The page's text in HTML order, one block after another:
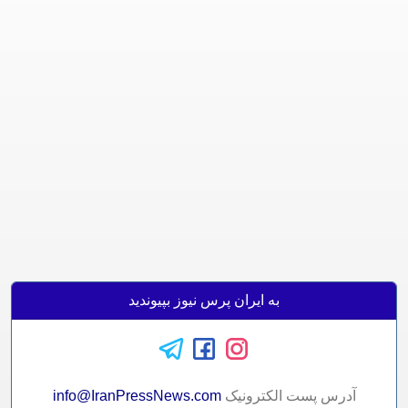
به ایران پرس نیوز بپیوندید
آدرس پست الکترونيکinfo@IranPressNews.com